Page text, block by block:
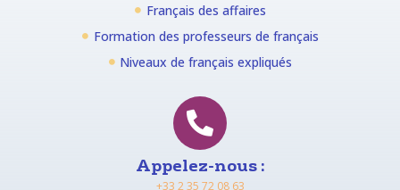
Appelez-nous :
+33 2 35 72 08 63
Français des affaires
Formation des professeurs de français
Niveaux de français expliqués